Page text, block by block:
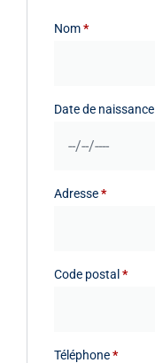
Nom*
Date de naissance
Adresse*
Code postal *
Téléphone*